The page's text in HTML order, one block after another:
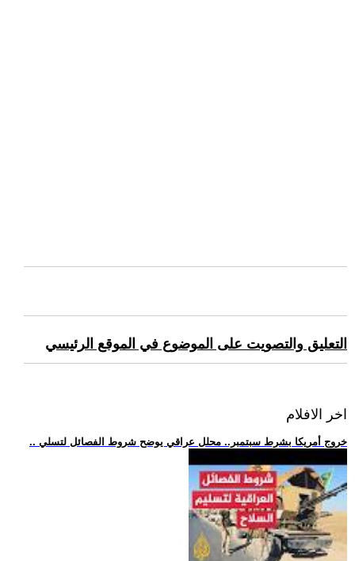
التعليق والتصويت على الموضوع في الموقع الرئيسي
اخر الافلام
.. خروج أمريكا بشرط سبتمبر.. محلل عراقي يوضح شروط الفصائل لتسلي